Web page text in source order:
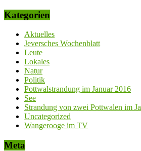
Kategorien
Aktuelles
Jeversches Wochenblatt
Leute
Lokales
Natur
Politik
Pottwalstrandung im Januar 2016
See
Strandung von zwei Pottwalen im
Uncategorized
Wangerooge im TV
Meta